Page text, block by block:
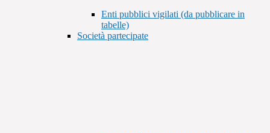
Enti pubblici vigilati (da pubblicare in
tabelle)
Società partecipate